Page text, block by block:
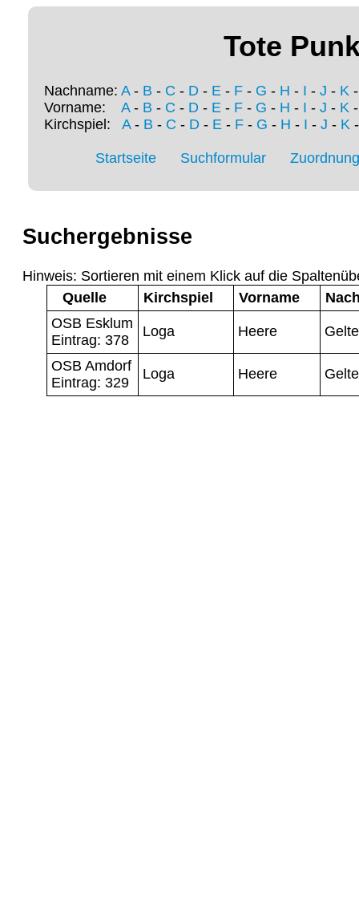
Tote
Nachname: A- B - C - D - E - F - G - H - I - J - K
Vorname: A- B - C - D - E - F - G - H - I - J - K
Kirchspiel: A- B - C - D- E- F- G - H - I - J - K
Startseite Suchformular
Suchergebnisse
Hinweis: Sortieren mit einem Klick auf die
Quelle
Kirchspiel Vorname
OSB Esklum
Eintrag: 378
Loga Heere
OSB Amdorf
Eintrag: 329
Loga Heere